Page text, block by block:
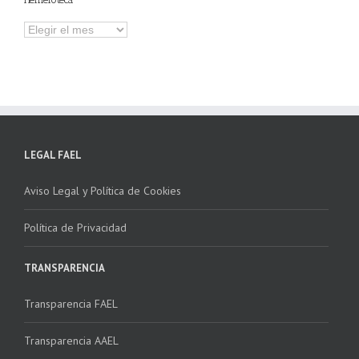
Hemeroteca
LEGAL FAEL
Aviso Legal y Política de Cookies
Política de Privacidad
TRANSPARENCIA
Transparencia FAEL
Transparencia AAEL